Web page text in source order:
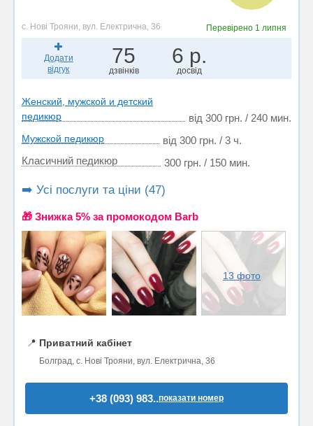
с. Нові Трояни, вул. Електрична, 36 Перевірено 1 липня
Додати
відгук
75
дзвінків
6 р.
досвід
Женский, мужской и детский
педикюр
від 300 грн. / 240 мин.
Мужской педикюр
від 300 грн. / 3 ч.
Класичний педикюр
300 грн. / 150 мин.
➡️ Усі послуги та ціни (47)
🎁 Знижка 5% за промокодом Barb
13 фото
📍 Приватний кабінет
Болград, с. Нові Трояни, вул. Електрична, 36
+38 (093) 983..показати номер